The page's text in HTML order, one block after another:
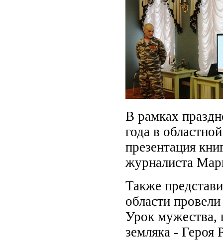
В рамках
года в
презентация
журналиста
Также
области
Урок мужества,
земляка - Героя